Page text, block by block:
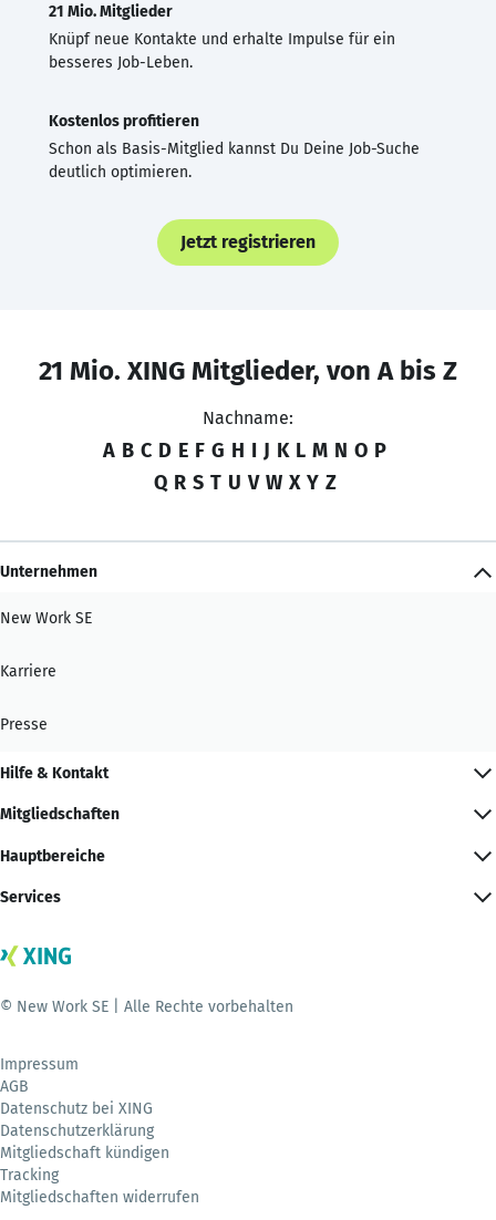
21 Mio. Mitglieder
Knüpf neue Kontakte und erhalte Impulse für ein
besseres Job-Leben.
Kostenlos profitieren
Schon als Basis-Mitglied kannst Du Deine Job-Suche
deutlich optimieren.
Jetzt registrieren
21 Mio. XING Mitglieder, von A bis Z
Nachname:
A B C D E F G H I J K L M N O P
Q R S T U V W X Y Z
Unternehmen
New Work SE
Karriere
Presse
Hilfe & Kontakt
Mitgliedschaften
Hauptbereiche
Services
© New Work SE | Alle Rechte vorbehalten
Impressum
AGB
Datenschutz bei XING
Datenschutzerklärung
Mitgliedschaft kündigen
Tracking
Mitgliedschaften widerrufen